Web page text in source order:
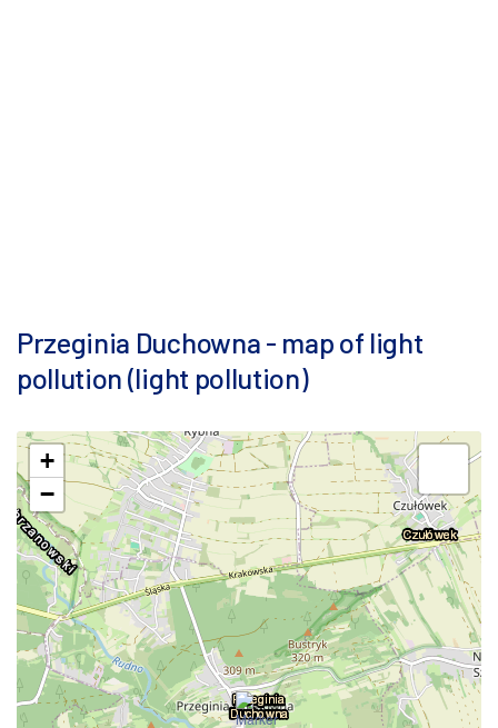
Przeginia Duchowna - map of light
pollution (light pollution)
+
−